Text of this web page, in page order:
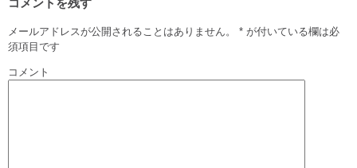
コメントを残す
メールアドレスが公開されることはありません。 * が付いている欄は必
須項目です
コメント